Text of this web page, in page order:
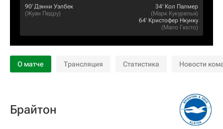
90‎’‎ Дэнни Уэлбек
(Жуан Педру)
34‎’‎ Кол Палмер
(Марк Кукурелья)
64‎’‎ Кристофер Нкунку
(Мало Гюсто)
О матче Трансляция Статистика Новости
Брайтон